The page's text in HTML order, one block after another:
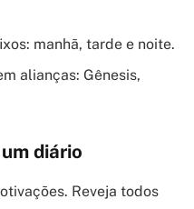
manhã, tarde e noite.
alianças: Gênesis,
diário
Reveja todos